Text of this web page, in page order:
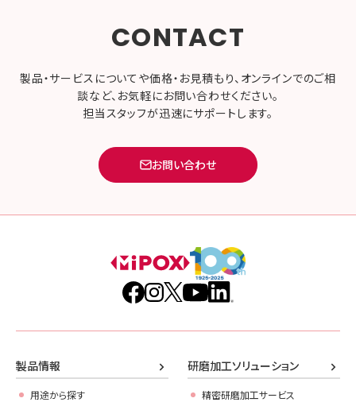
CONTACT
製品・サービスについてや価格・お見積もり、オンラインでのご相
談など、お気軽にお問い合わせください。
担当スタッフが迅速にサポートします。
お問い合わせ
製品情報
用途から探す
研磨加工ソリューション
精密研磨加工サービス